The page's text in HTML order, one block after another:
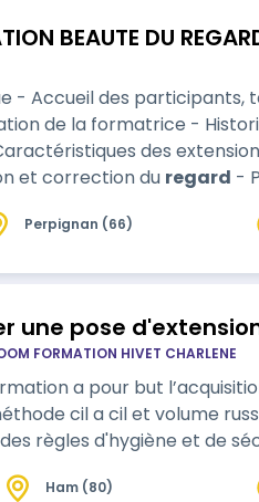
BEAUTE DU
- Accueil des participants,
de la formatrice -
des
et correction du regard -
Perpignan (66)
une pose
FORMATION HIVET CHARLENE
a pour but
cil a cil et volume
règles d'hygiène et de
Ham (80)